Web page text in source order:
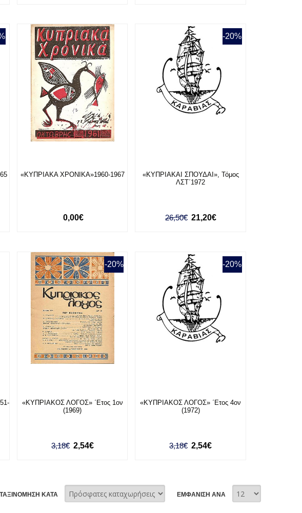
«ΚΥΠΡΙΑΚΑ ΧΡΟΝΙΚΑ»1960-1967
0,00€
-20%
«ΚΥΠΡΙΑΚΑΙ ΣΠΟΥΔΑΙ», Τόμος
ΛΣΤ΄1972
26,50€ 21,20€
-20%
«ΚΥΠΡΙΑΚΟΣ ΛΟΓΟΣ» ΄Ετος 1ον
(1969)
3,18€ 2,54€
-20%
«ΚΥΠΡΙΑΚΟΣ ΛΟΓΟΣ» ΄Ετος 4ον
(1972)
3,18€ 2,54€
ΕΜΦΑΝΙΣΗ ΑΝΑ
ΤΑΞΙΝΟΜΗΣΗ ΚΑΤΑ